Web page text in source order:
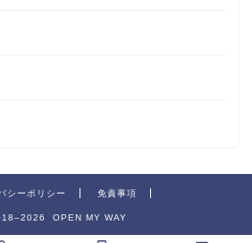
シーポリシー 免責事項
OPEN MY WAY